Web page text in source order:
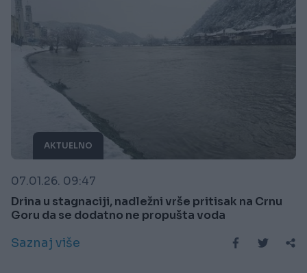
AKTUELNO
07.01.26. 09:47
Drina u stagnaciji, nadležni vrše pritisak na Crnu
Goru da se dodatno ne propušta voda
Saznaj više